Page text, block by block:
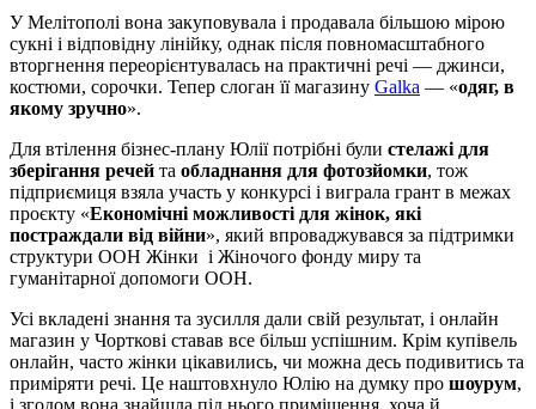
У Мелітополі вона закуповувала і продавала більшою мірою
сукні і відповідну лінійку, однак після повномасштабного
вторгнення переорієнтувалась на практичні речі — джинси,
костюми, сорочки. Тепер слоган її магазину Galka — «одяг, в
якому зручно».
Для втілення бізнес-плану Юлії потрібні були стелажі для
зберігання речей та обладнання для фотозйомки, тож
підприємиця взяла участь у конкурсі і виграла грант в межах
проєкту «Економічні можливості для жінок, які
постраждали від війни», який впроваджувався за підтримки
структури ООН Жінки і Жіночого фонду миру та
гуманітарної допомоги ООН.
Усі вкладені знання та зусилля дали свій результат, і онлайн
магазин у Чорткові ставав все більш успішним. Крім купівель
онлайн, часто жінки цікавились, чи можна десь подивитись та
приміряти речі. Це наштовхнуло Юлію на думку про шоурум,
і згодом вона знайшла під нього приміщення, хоча й